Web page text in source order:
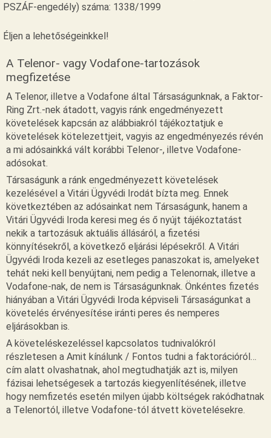
PSZÁF-engedély) száma: 1338/1999
Éljen a lehetőségeinkkel!
A Telenor- vagy Vodafone-tartozások
megfizetése
A Telenor, illetve a Vodafone által Társaságunknak, a Faktor-
Ring Zrt.-nek átadott, vagyis ránk engedményezett
követelések kapcsán az alábbiakról tájékoztatjuk e
követelések kötelezettjeit, vagyis az engedményezés révén
a mi adósainkká vált korábbi Telenor-, illetve Vodafone-
adósokat.
Társaságunk a ránk engedményezett követelések
kezelésével a Vitári Ügyvédi Irodát bízta meg. Ennek
következtében az adósainkat nem Társaságunk, hanem a
Vitári Ügyvédi Iroda keresi meg és ő nyújt tájékoztatást
nekik a tartozásuk aktuális állásáról, a fizetési
könnyítésekről, a következő eljárási lépésekről. A Vitári
Ügyvédi Iroda kezeli az esetleges panaszokat is, amelyeket
tehát neki kell benyújtani, nem pedig a Telenornak, illetve a
Vodafone-nak, de nem is Társaságunknak. Önkéntes fizetés
hiányában a Vitári Ügyvédi Iroda képviseli Társaságunkat a
követelés érvényesítése iránti peres és nemperes
eljárásokban is.
A követeléskezeléssel kapcsolatos tudnivalókról
részletesen a Amit kínálunk / Fontos tudni a faktorációról…
cím alatt olvashatnak, ahol megtudhatják azt is, milyen
fázisai lehetségesek a tartozás kiegyenlítésének, illetve
hogy nemfizetés esetén milyen újabb költségek rakódhatnak
a Telenortól, illetve Vodafone-tól átvett követelésekre.